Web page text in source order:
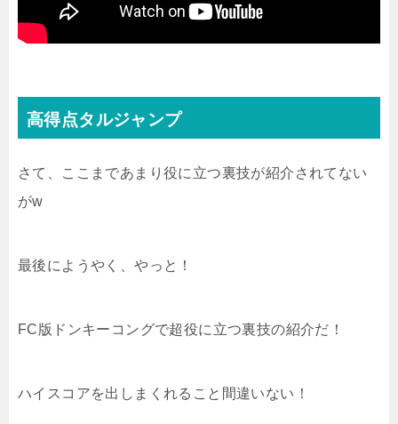
高得点タルジャンプ
さて、ここまであまり役に立つ裏技が紹介されてない
がw
最後にようやく、やっと！
FC版ドンキーコングで超役に立つ裏技の紹介だ！
ハイスコアを出しまくれること間違いない！